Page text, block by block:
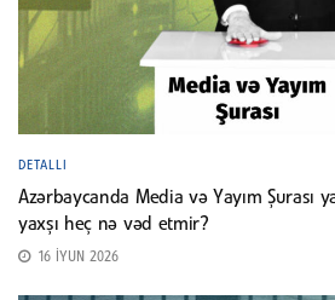
DETALLI
Azərbaycanda Media və Yayım Şurası
yaxşı heç nə vəd etmir?
16 İYUN 2026